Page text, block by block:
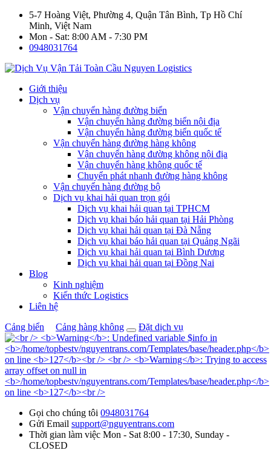
5-7 Hoàng Việt, Phường 4, Quận Tân Bình, Tp Hồ Chí
Minh, Việt Nam
Mon - Sat: 8:00 AM - 7:30 PM
0948031764
Giới thiệu
Dịch vụ
Vận chuyển hàng đường biển
Vận chuyển hàng đường biển nội địa
Vận chuyển hàng đường biển quốc tế
Vận chuyển hàng đường hàng không
Vận chuyển hàng đường không nội địa
Vận chuyển hàng không quốc tế
Chuyển phát nhanh đường hàng không
Vận chuyển hàng đường bộ
Dịch vụ khai hải quan trọn gói
Dịch vụ khai hải quan tại TPHCM
Dịch vụ khai báo hải quan tại Hải Phòng
Dịch vụ khai hải quan tại Đà Nẵng
Dịch vụ khai báo hải quan tại Quảng Ngãi
Dịch vụ khai hải quan tại Bình Dương
Dịch vụ khai hải quan tại Đồng Nai
Blog
Kinh nghiệm
Kiến thức Logistics
Liên hệ
Cảng biển
Cảng hàng không Đặt dịch vụ
Gọi cho chúng tôi 0948031764
Gửi Email support@nguyentrans.com
Thời gian làm việc Mon - Sat 8:00 - 17:30, Sunday -
CLOSED